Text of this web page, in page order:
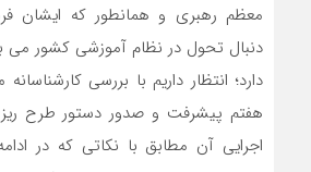
معظم رهبری و همانطور که ایشان
دنبال تحول در نظام آموزشی کشور می
هفتم پیشرفت و صدور دستور طرح
اجرایی آن مطابق با نکاتی که در